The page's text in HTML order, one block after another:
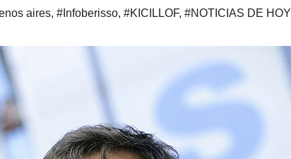
aires, #Infoberisso, #KICILLOF, #NOTICIAS DE HOY